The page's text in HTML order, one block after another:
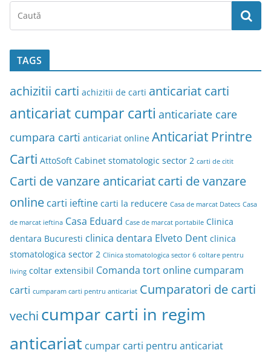
TAGS
achizitii carti achizitii de carti anticariat carti
anticariat cumpar carti anticariate care
cumpara carti anticariat online Anticariat Printre
Carti AttoSoft Cabinet stomatologic sector 2 carti de citit
Carti de vanzare anticariatcarti de vanzare
online carti ieftine carti la reducere Casa de marcat Datecs Casa
de marcat ieftina Casa Eduard Case de marcat portabile Clinica
dentara Bucuresti clinica dentara Elveto Dent clinica
stomatologica sector 2 Clinica stomatologica sector 6 coltare pentru
living coltar extensibil Comanda tort online cumparam
carti cumparam carti pentru anticariat Cumparatori de carti
vechi cumpar carti in regim
anticariat cumpar carti pentru anticariat